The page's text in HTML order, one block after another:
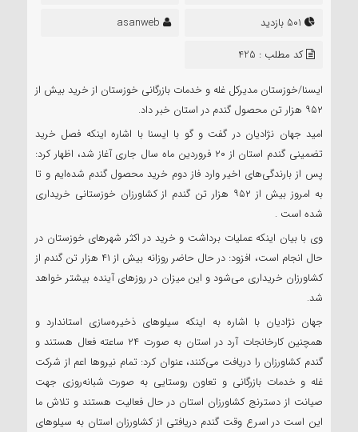
asanweb
کد مطلب : 425
ایسنا/خوزستان مدیرکل غله و خدمات بازرگانی خوزستان از خرید بیش از
۹۵۲ هزار تن محصول گندم در استان خبر داد.
امید جهان نژادیان در گفت و گو با ایسنا با اشاره اینکه فصل خرید
تضمینی گندم استان از ۲۰ فروردین ماه سال جاری آغاز شد، اظهار کرد:
پس از بارندگی‌های اخیر وارد فاز دوم خرید محصول گندم شده‌ایم و تا
به امروز بیش از ۹۵۲ هزار تن گندم از کشاورزان خوزستانی خریداری
شده است .
وی با بیان اینکه عملیات برداشت و خرید در اکثر شهرهای خوزستان در
حال انجام است، افزود: در حال حاضر روزانه بیش از ۴۱ هزار تن گندم از
کشاورزان خریداری می‌شود و این میزان در روزهای آینده بیشتر خواهد
شد.
جهان نژادیان با اشاره به اینکه سیلوهای ذخیره‌سازی استاندارد و
همچنین کارخانجات آرد در استان به صورت ۲۴ ساعته فعال هستند و
گندم کشاورزان را دریافت می‌کنند، عنوان کرد: تمام نیروها اعم از شرکت
غله و خدمات بازرگانی و تعاون روستایی به صورت شبانه‌روزی جهت
صیانت از دسترنج کشاورزان استان در حال فعالیت هستند و تلاش ما
این است در اسرع وقت گندم دریافتی از کشاورزان استان به سیلوهای